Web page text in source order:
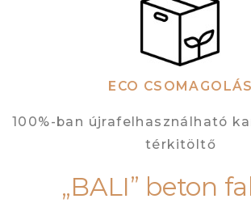
ECO CSOMAGOLÁS
100%-ban újrafelhasználható
térkitöltő
„BALI” beton